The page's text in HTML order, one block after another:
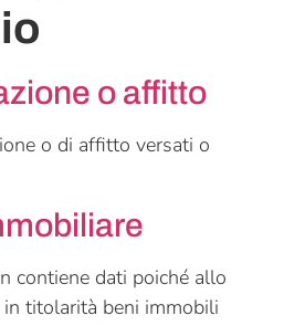
o affitto
o di affitto versati o
contiene dati poiché allo
titolarità beni immobili